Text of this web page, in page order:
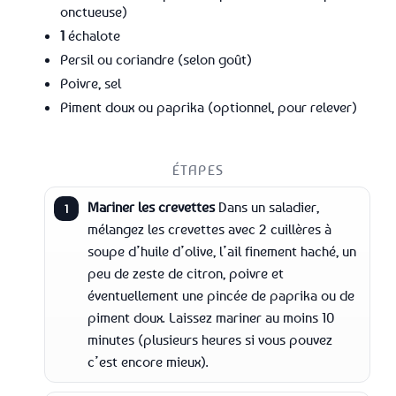
onctueuse)
1échalote
Persil ou coriandre (selon goût)
Poivre, sel
Piment doux ou paprika (optionnel, pour relever)
ÉTAPES
1 Mariner les crevettesDans un saladier,
mélangez les crevettes avec 2 cuillères à
soupe d’huile d’olive, l’ail finement haché, un
peu de zeste de citron, poivre et
éventuellement une pincée de paprika ou de
piment doux. Laissez mariner au moins 10
minutes (plusieurs heures si vous pouvez
c’est encore mieux).